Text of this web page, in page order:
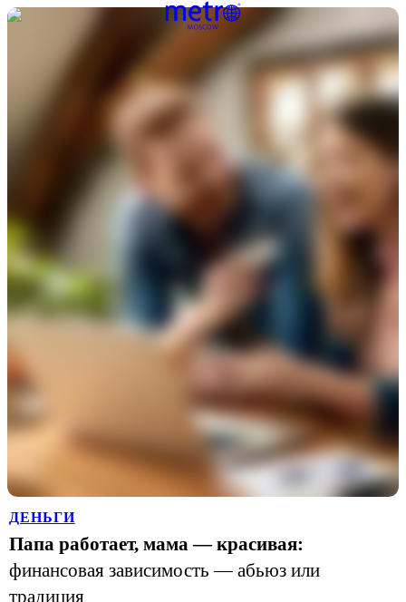
ДЕНЬГИ
Папа работает, мама — красивая:
финансовая зависимость — абьюз или
традиция